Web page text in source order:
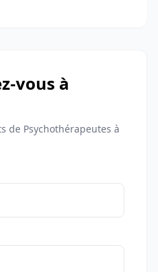
vous à
de Psychothérapeutes à